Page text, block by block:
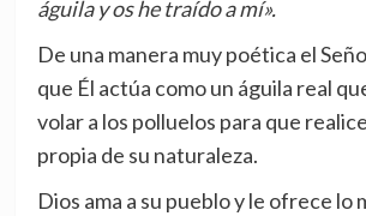
águila y os he traído a mí».
De una manera muy poética el
que Él actúa como un águila real
volar a los polluelos para que
propia de su naturaleza.
Dios ama a su pueblo y le ofrece lo